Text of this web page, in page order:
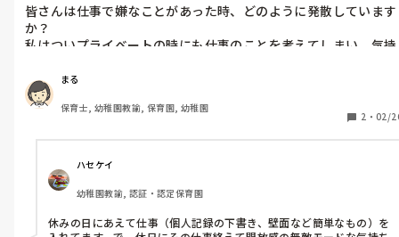
皆さんは仕事で嫌なことがあった時、どのように発散しています
か？
私はついプライベートの時にも仕事のことを考えてしまい、気持
いい方法があったら教えてください✨
まる
保育士, 幼稚園教諭, 保育園, 幼稚園
2 ・ 02/
ハセケイ
幼稚園教諭, 認証・認定保育園
休みの日にあえて仕事（個人記録の下書き、壁面など簡単なもの）を